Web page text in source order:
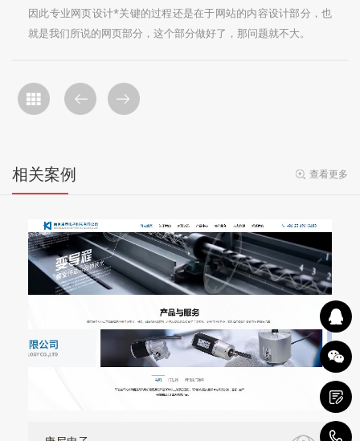
因此专业网页设计*关键的过程还是在于网站的内容设计部分，也
就是我们所说的网页部分，这个部分做好了，那问题就不大。
相关案例 查看更多